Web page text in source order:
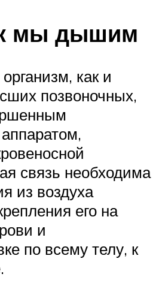
мы дышим
как и
позвоночных,
связь необходима
из воздуха
его на
и
по всему телу, к